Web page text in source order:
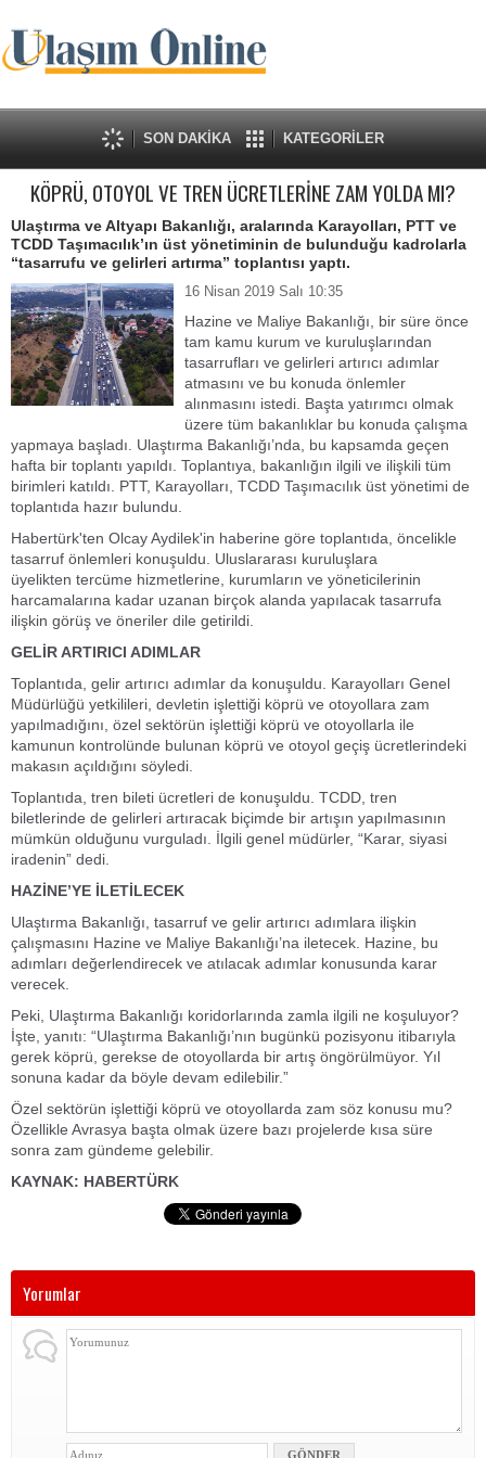
SON DAKİKA KATEGORİLER
KÖPRÜ, OTOYOL VE TREN ÜCRETLERİNE ZAM YOLDA MI?
Ulaştırma ve Altyapı Bakanlığı, aralarında Karayolları, PTT ve
TCDD Taşımacılık’ın üst yönetiminin de bulunduğu kadrolarla
“tasarrufu ve gelirleri artırma” toplantısı yaptı.
16 Nisan 2019 Salı 10:35
Hazine ve Maliye Bakanlığı, bir süre önce
tam kamu kurum ve kuruluşlarından
tasarrufları ve gelirleri artırıcı adımlar
atmasını ve bu konuda önlemler
alınmasını istedi. Başta yatırımcı olmak
üzere tüm bakanlıklar bu konuda çalışma
yapmaya başladı. Ulaştırma Bakanlığı’nda, bu kapsamda geçen
hafta bir toplantı yapıldı. Toplantıya, bakanlığın ilgili ve ilişkili tüm
birimleri katıldı. PTT, Karayolları, TCDD Taşımacılık üst yönetimi de
toplantıda hazır bulundu.
Habertürk'ten Olcay Aydilek'in haberine göre toplantıda, öncelikle
tasarruf önlemleri konuşuldu. Uluslararası kuruluşlara
üyelikten tercüme hizmetlerine, kurumların ve yöneticilerinin
harcamalarına kadar uzanan birçok alanda yapılacak tasarrufa
ilişkin görüş ve öneriler dile getirildi.
GELİR ARTIRICI ADIMLAR
Toplantıda, gelir artırıcı adımlar da konuşuldu. Karayolları Genel
Müdürlüğü yetkilileri, devletin işlettiği köprü ve otoyollara zam
yapılmadığını, özel sektörün işlettiği köprü ve otoyollarla ile
kamunun kontrolünde bulunan köprü ve otoyol geçiş ücretlerindeki
makasın açıldığını söyledi.
Toplantıda, tren bileti ücretleri de konuşuldu. TCDD, tren
biletlerinde de gelirleri artıracak biçimde bir artışın yapılmasının
mümkün olduğunu vurguladı. İlgili genel müdürler, “Karar, siyasi
iradenin” dedi.
HAZİNE’YE İLETİLECEK
Ulaştırma Bakanlığı, tasarruf ve gelir artırıcı adımlara ilişkin
çalışmasını Hazine ve Maliye Bakanlığı’na iletecek. Hazine, bu
adımları değerlendirecek ve atılacak adımlar konusunda karar
verecek.
Peki, Ulaştırma Bakanlığı koridorlarında zamla ilgili ne koşuluyor?
İşte, yanıtı: “Ulaştırma Bakanlığı’nın bugünkü pozisyonu itibarıyla
gerek köprü, gerekse de otoyollarda bir artış öngörülmüyor. Yıl
sonuna kadar da böyle devam edilebilir.”
Özel sektörün işlettiği köprü ve otoyollarda zam söz konusu mu?
Özellikle Avrasya başta olmak üzere bazı projelerde kısa süre
sonra zam gündeme gelebilir.
KAYNAK: HABERTÜRK
Yorumlar